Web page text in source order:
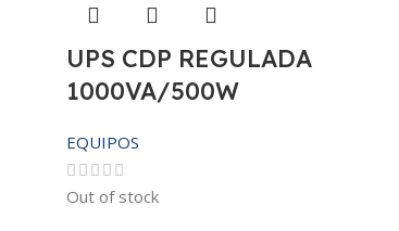
UPS CDP REGULADA
1000VA/500W
EQUIPOS
Out of stock